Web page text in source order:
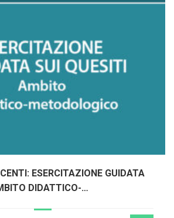
ESERCITAZIONE GUIDATA
DIDATTICO-